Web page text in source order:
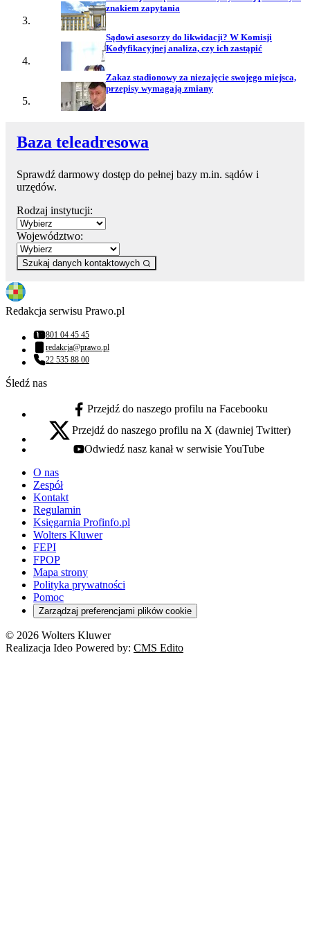
znakiem zapytania
Sądowi asesorzy do likwidacji? W Komisji
Kodyfikacyjnej analiza, czy ich zastąpić
Zakaz stadionowy za niezajęcie swojego miejsca,
przepisy wymagają zmiany
Baza teleadresowa
Sprawdź darmowy dostęp do pełnej bazy m.in. sądów i
urzędów.
Rodzaj instytucji:
Województwo:
Szukaj danych kontaktowych
Redakcja serwisu Prawo.pl
Numer telefonu:
801 04 45 45
Adres email:
redakcja@prawo.pl
Numer telefonu:
22 535 88 00
Śledź nas
facebook - otwiera się w nowej karcie
Przejdź do naszego profilu na Facebooku
x - otwiera się w nowej karcie
Przejdź do naszego profilu na X (dawniej Twitter)
youtube - otwiera się w nowej karcie
Odwiedź nasz kanał w serwisie YouTube
O nas
Zespół
Kontakt
Regulamin
Księgarnia Profinfo.pl
Wolters Kluwer
FEPI
FPOP
Mapa strony
Polityka prywatności
Pomoc
Zarządzaj preferencjami plików cookie
© 2026 Wolters Kluwer
Realizacja Ideo Powered by: CMS Edito